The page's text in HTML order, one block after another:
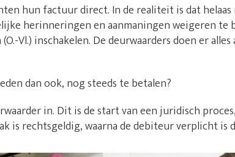
hun factuur direct. In de realiteit is dat
herinneringen en aanmaningen weigeren te
Vl.) inschakelen. De deurwaarders doen er
dan ook, nog steeds te betalen?
in. Dit is de start van een juridisch
is rechtsgeldig, waarna de debiteur verplicht is